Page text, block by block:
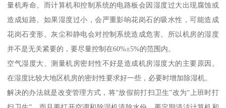
量机寿命。而计算机和控制系统的电路板会因湿度过大出现腐蚀或
造成短路。如果湿度过小，会严重影响花岗石的吸水性，可能造成
花岗石变形。灰尘和静电会对控制系统造成危害。所以机房的湿度
并不是无关紧要的，要尽量控制在60%±5%的范围内。
空气湿度大、测量机房密封性不好是造成机房湿度大的主要原因。
在湿度比较大地区机房的密封性要求好一些，必要时增加除湿机。
解决的办法就是改变管理方式，将“放假前打扫卫生”改为“上班时打